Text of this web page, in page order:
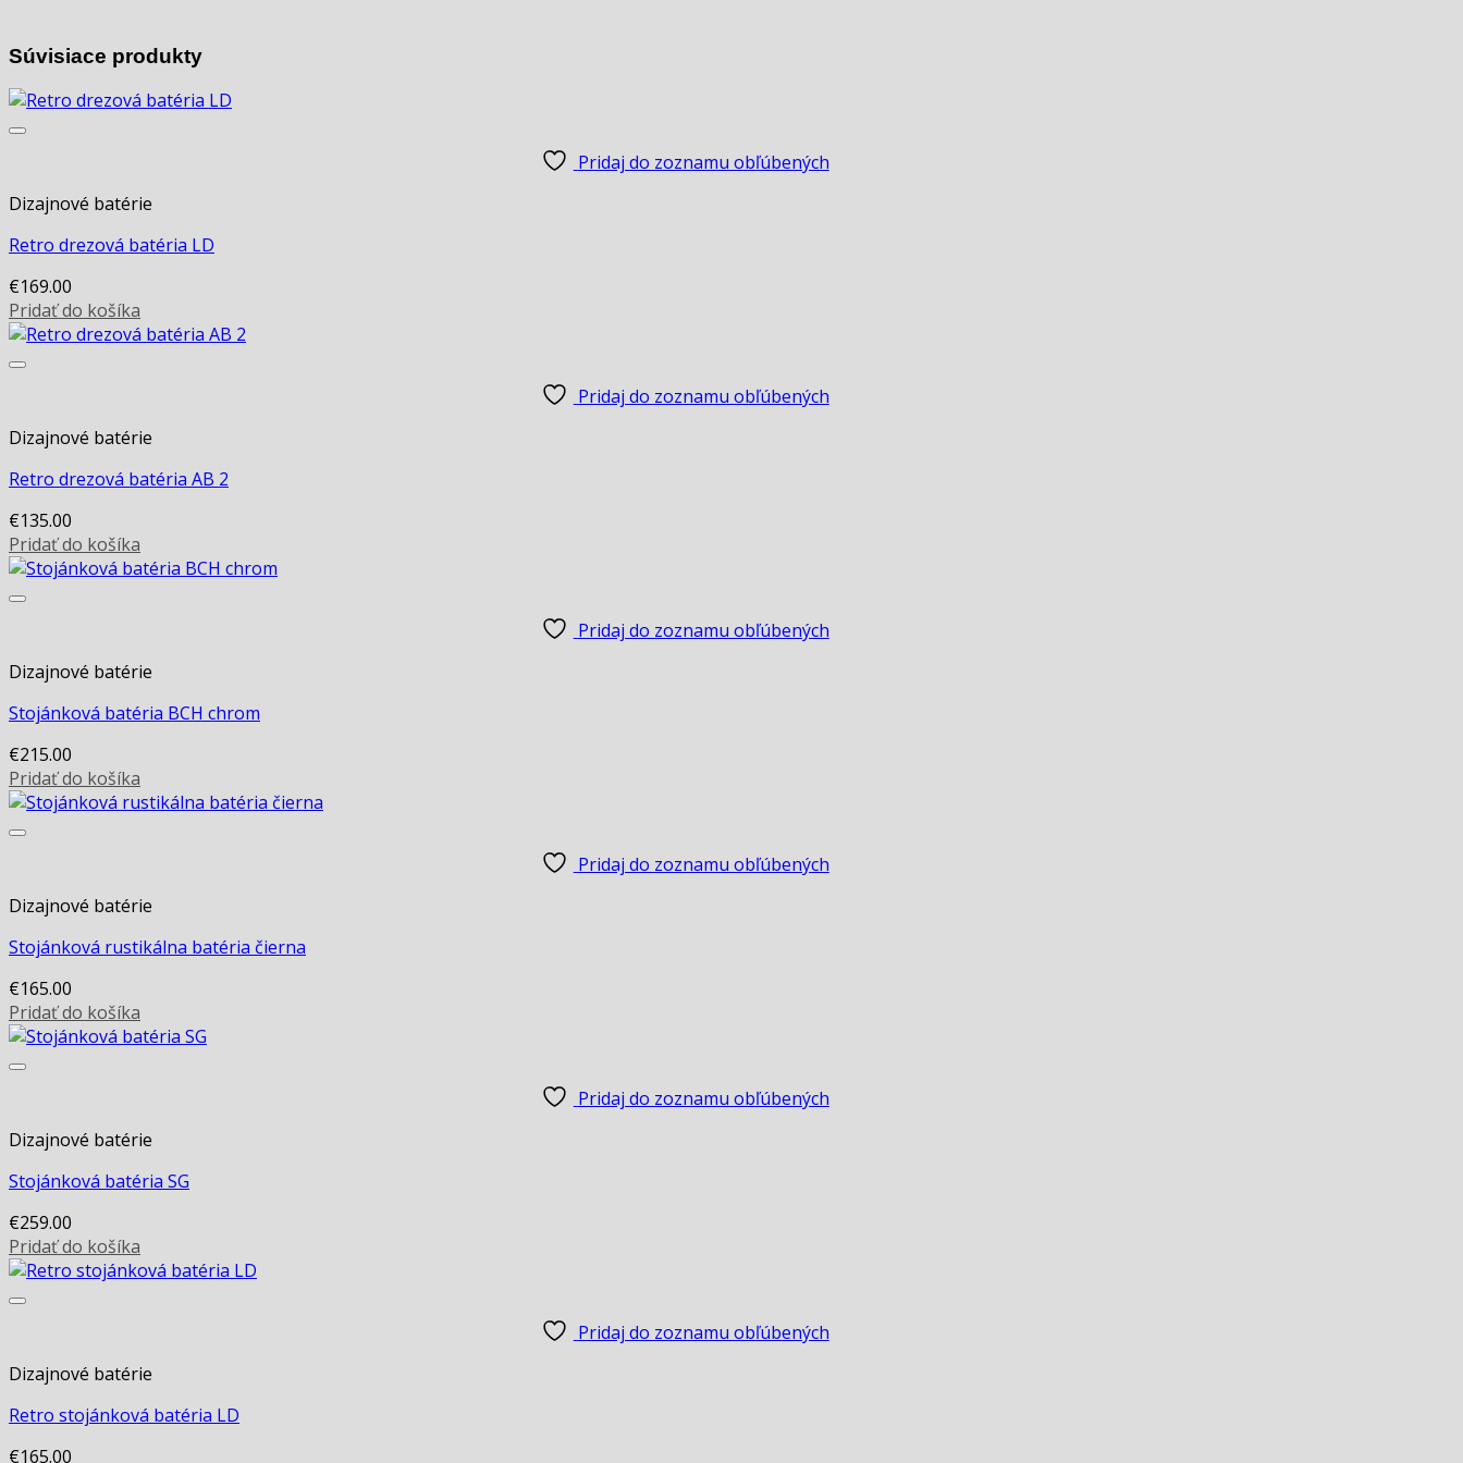
Súvisiace produkty
Pridaj do zoznamu obľúbených
Dizajnové batérie
Retro drezová batéria LD
€169.00
Pridať do košíka
Pridaj do zoznamu obľúbených
Dizajnové batérie
Retro drezová batéria AB 2
€135.00
Pridať do košíka
Pridaj do zoznamu obľúbených
Dizajnové batérie
Stojánková batéria BCH chrom
€215.00
Pridať do košíka
Pridaj do zoznamu obľúbených
Dizajnové batérie
Stojánková rustikálna batéria čierna
€165.00
Pridať do košíka
Pridaj do zoznamu obľúbených
Dizajnové batérie
Stojánková batéria SG
€259.00
Pridať do košíka
Pridaj do zoznamu obľúbených
Dizajnové batérie
Retro stojánková batéria LD
€165.00